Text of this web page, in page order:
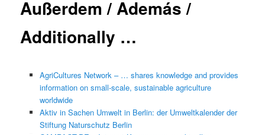
Außerdem / Además /
Additionally …
AgriCultures Network – … shares knowledge and provides
information on small-scale, sustainable agriculture
worldwide
Aktiv in Sachen Umwelt in Berlin: der Umweltkalender der
Stiftung Naturschutz Berlin